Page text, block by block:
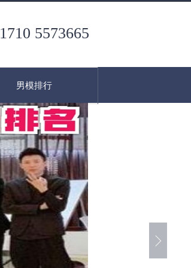
1710 5573665
男模排行